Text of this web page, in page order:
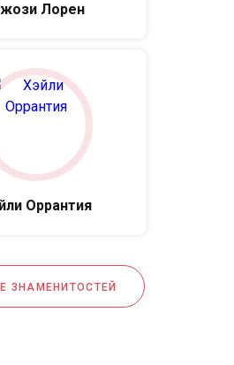
Лорен
Оррантия
ЗНАМЕНИТОСТЕЙ